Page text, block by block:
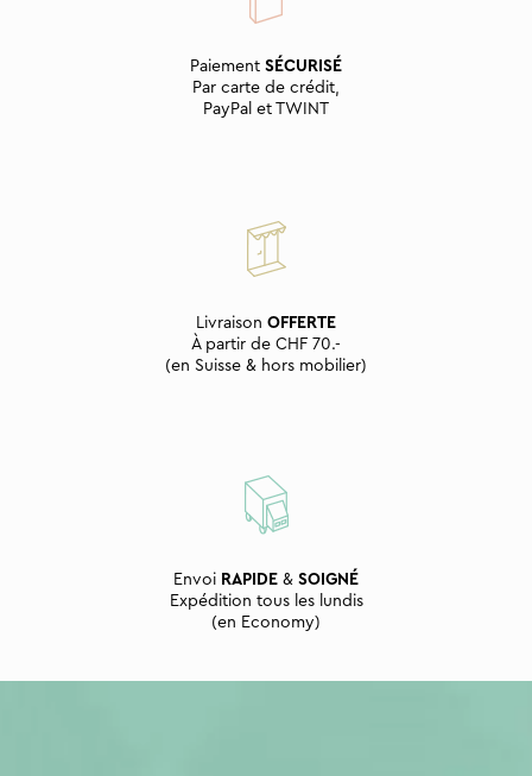
Paiement SÉCURISÉ
Par carte de crédit,
PayPal et TWINT
Livraison OFFERTE
À partir de CHF 70.-
(en Suisse & hors mobilier)
Envoi RAPIDE & SOIGNÉ
Expédition tous les lundis
(en Economy)